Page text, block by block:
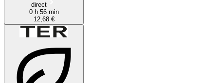
direct
0 h 56 min
12,68 €